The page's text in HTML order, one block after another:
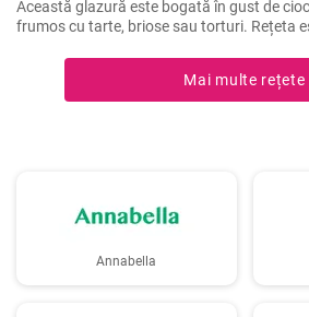
Această glazură este bogată în gust de
frumos cu tarte, briose sau torturi. Rețeta
Mai multe rețete
Annabella